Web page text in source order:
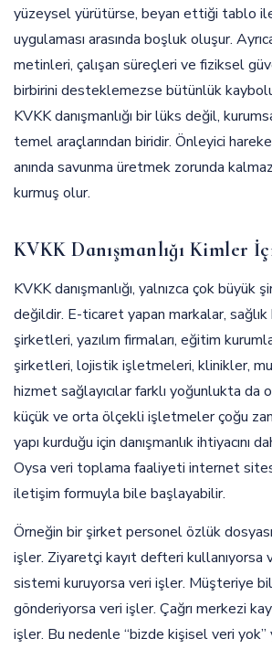
yüzeysel yürütürse, beyan ettiği tablo
uygulaması arasında boşluk oluşur.
metinleri, çalışan süreçleri ve fiziksel
birbirini desteklemezse bütünlük
KVKK danışmanlığı bir lüks değil,
temel araçlarından biridir. Önleyici
anında savunma üretmek zorunda
kurmuş olur.
KVKK Danışmanlığı Kimler
KVKK danışmanlığı, yalnızca çok büyük
değildir. E-ticaret yapan markalar, sağlık
şirketleri, yazılım firmaları, eğitim
şirketleri, lojistik işletmeleri, klinikler,
hizmet sağlayıcılar farklı yoğunlukta
küçük ve orta ölçekli işletmeler çoğu
yapı kurduğu için danışmanlık ihtiyacını
Oysa veri toplama faaliyeti internet
iletişim formuyla bile başlayabilir.
Örneğin bir şirket personel özlük
işler. Ziyaretçi kayıt defteri kullanıyorsa
sistemi kuruyorsa veri işler. Müşteriye
gönderiyorsa veri işler. Çağrı merkezi
işler. Bu nedenle “bizde kişisel veri yok”